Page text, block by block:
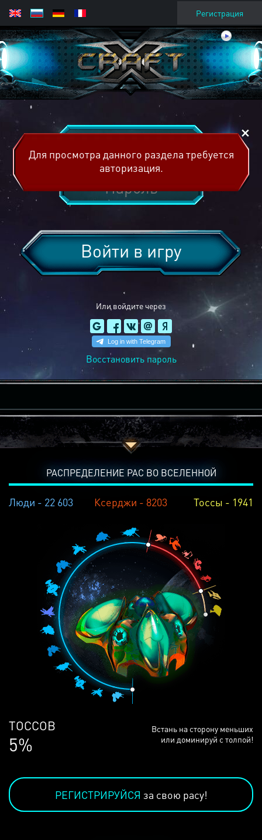
Регистрация
Или войдите через
Войти в игру
Восстановить пароль
Для просмотра данного раздела требуется
авторизация.
РАСПРЕДЕЛЕНИЕ РАС ВО ВСЕЛЕННОЙ
Люди - 22 603 Ксерджи - 8203 Тоссы - 1941
ЛЮДЕЙ
69%
Встань на сторону меньших
или доминируй с толпой!
РЕГИСТРИРУЙСЯ за свою расу!